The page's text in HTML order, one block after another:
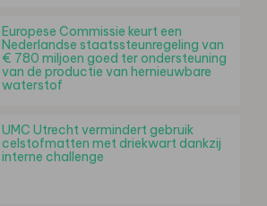
Europese Commissie keurt een
Nederlandse staatssteunregeling van
€ 780 miljoen goed ter ondersteuning
van de productie van hernieuwbare
waterstof
UMC Utrecht vermindert gebruik
celstofmatten met driekwart dankzij
interne challenge